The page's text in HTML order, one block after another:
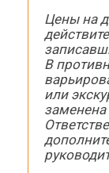
Цены на
В
или
заменена